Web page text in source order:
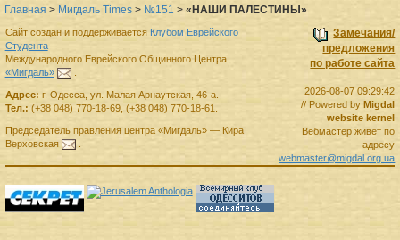
Главная > Мигдаль Times > №151 > «НАШИ ПАЛЕСТИНЫ»
Замечания/
предложения
по работе сайта
2026-08-07 09:29:42
// Powered by Migdal
website kernel
Вебмастер живет по
адресу
webmaster@migdal.org.ua
Сайт создан и поддерживается Клубом Еврейского
Студента
Международного Еврейского Общинного Центра
«Мигдаль»
.
Адрес: г. Одесса, ул. Малая Арнаутская, 46-а.
Тел.: (+38 048) 770-18-69, (+38 048) 770-18-61.
Председатель правленияцентра «Мигдаль»— Кира
Верховская
.